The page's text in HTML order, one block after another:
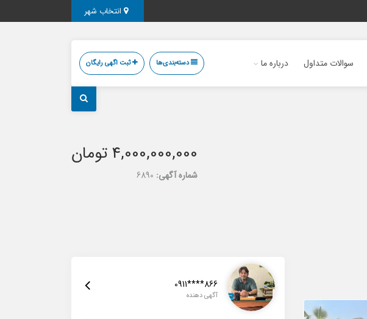
سوالات متداول درباره ما دسته‌بندی‌ها ثبت اگهی رایگان
4,000,000,000 تومان
شماره آگهی: 6890
0911****866
آگهی دهنده